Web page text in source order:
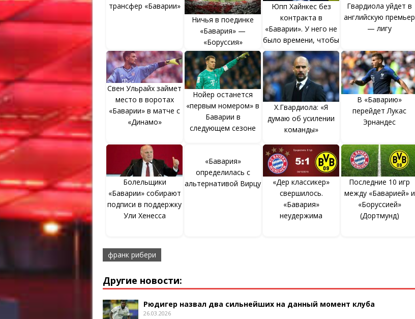
трансфер «Баварии»
Ничья в поединке
«Бавария» —
«Боруссия»
Юпп Хайнкес без
контракта в
«Баварии». У него не
было времени, чтобы
подписать его
Гвардиола уйдет в
английскую премьер
— лигу
Свен Ульрайх займет
место в воротах
«Баварии» в матче с
«Динамо»
Нойер останется
«первым номером» в
Баварии в
следующем сезоне
Х.Гвардиола: «Я
думаю об усилении
команды»
В «Баварию»
перейдет Лукас
Эрнандес
Болельщики
«Баварии» собирают
подписи в поддержку
Ули Хенесса
«Бавария»
определилась с
альтернативой Вирцу
«Дер классикер»
свершилось.
«Бавария»
неудержима
Последние 10 игр
между «Баварией» и
«Боруссией»
(Дортмунд)
франк рибери
Другие новости:
Рюдигер назвал два сильнейших на данный момент клуба
26.03.2026